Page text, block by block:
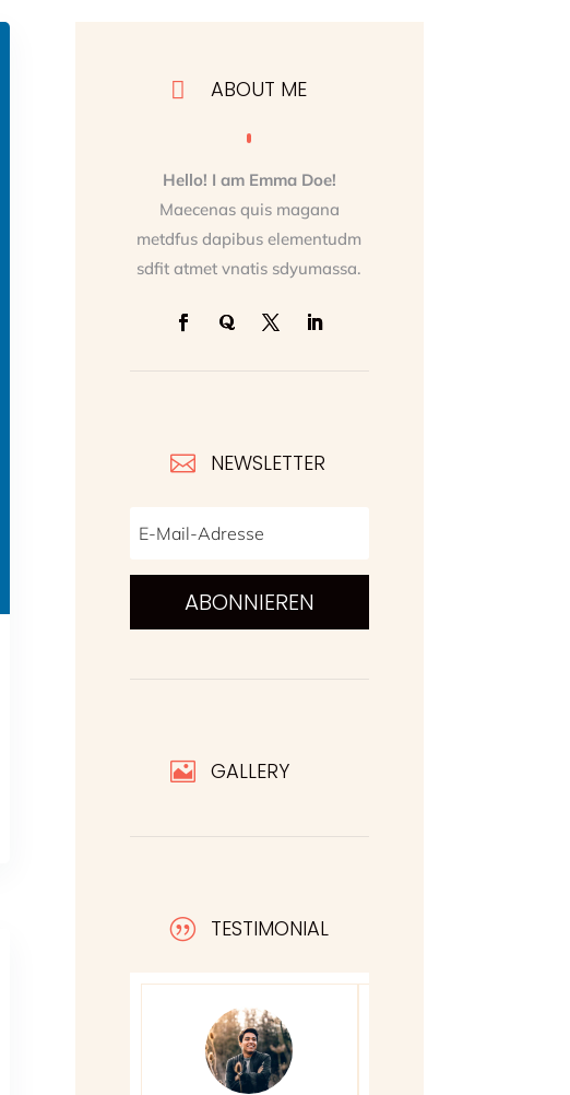
 ABOUT ME
Hello! I am Emma Doe!
Maecenas quis magana
metdfus dapibus elementudm
sdfit atmet vnatis sdyumassa.
 NEWSLETTER
ABONNIEREN
 GALLERY
| TESTIMONIAL